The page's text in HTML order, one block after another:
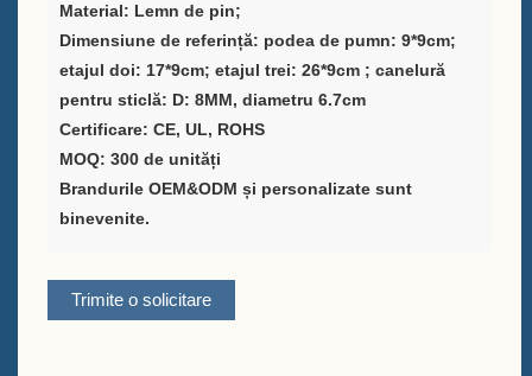
Suport personalizat pentru
Găleata de gheață
Accesorii pentru bară
Deschizător de sticle cu
Despre
Material: Lemn de pin;
Dimensiune de referință: podea de pumn: 9*9cm;
etajul doi: 17*9cm; etajul trei: 26*9cm ; canelură
pentru sticlă: D: 8MM, diametru 6.7cm
Certificare: CE, UL, ROHS
MOQ: 300 de unități
Brandurile OEM&ODM și personalizate sunt
binevenite.
Trimite o solicitare